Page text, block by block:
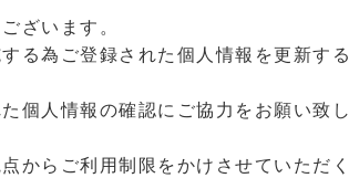
ざいます。
る為ご登録された個人情報を更新す
個人情報の確認にご協力をお願い致し
からご利用制限をかけさせていただ